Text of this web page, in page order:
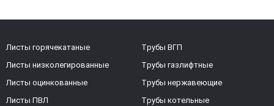
Листы горячекатаные
Листы низколегированные
Листы оцинкованные
Листы ПВЛ
Трубы ВГП
Трубы газлифтные
Трубы нержавеющие
Трубы котельные